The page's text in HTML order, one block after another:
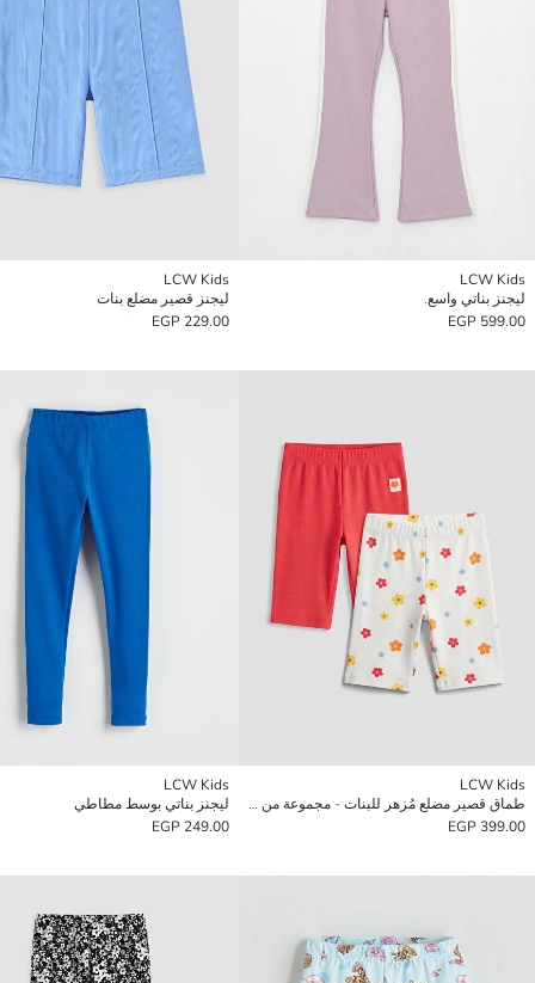
LCW Kids
ليجنز بناتي واسع.
599.00 EGP
LCW Kids
ليجنز قصير مضلع بنات
229.00 EGP
LCW Kids
طماق قصير مضلع مُزهر للبنات - مجموعة من قطعتين
399.00 EGP
LCW Kids
ليجنز بناتي بوسط مطاطي
249.00 EGP